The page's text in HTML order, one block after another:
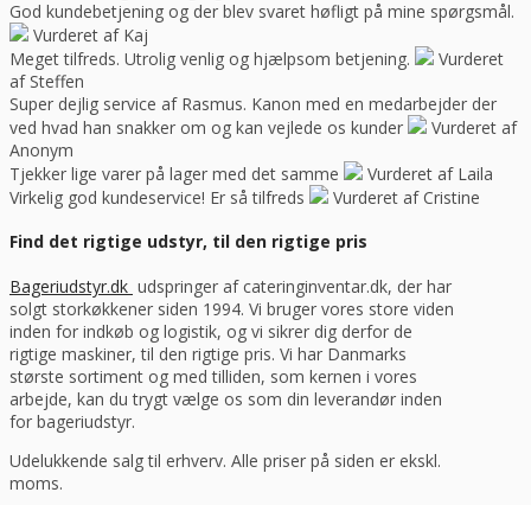
God kundebetjening og der blev svaret høfligt på mine spørgsmål.
Vurderet af Kaj
Meget tilfreds. Utrolig venlig og hjælpsom betjening.
Vurderet
af Steffen
Super dejlig service af Rasmus. Kanon med en medarbejder der
ved hvad han snakker om og kan vejlede os kunder
Vurderet af
Anonym
Tjekker lige varer på lager med det samme
Vurderet af Laila
Virkelig god kundeservice! Er så tilfreds
Vurderet af Cristine
Find det rigtige udstyr, til den rigtige pris
Bageriudstyr.dk udspringer af cateringinventar.dk, der har
solgt storkøkkener siden 1994. Vi bruger vores store viden
inden for indkøb og logistik, og vi sikrer dig derfor de
rigtige maskiner, til den rigtige pris. Vi har Danmarks
største sortiment og med tilliden, som kernen i vores
arbejde, kan du trygt vælge os som din leverandør inden
for bageriudstyr.
Udelukkende salg til erhverv. Alle priser på siden er ekskl.
moms.